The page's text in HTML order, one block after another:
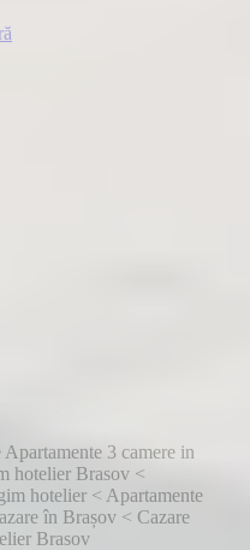
Apartamente 3 camere in
hotelier Brasov <
hotelier < Apartamente
în Brașov < Cazare
Brasov